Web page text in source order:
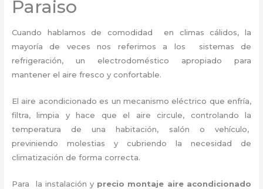
Paraiso
Cuando hablamos de comodidad en climas cálidos, la
mayoría de veces nos referimos a los sistemas de
refrigeración, un electrodoméstico apropiado para
mantener el aire fresco y confortable.
El aire acondicionado es un mecanismo eléctrico que enfría,
filtra, limpia y hace que el aire circule, controlando la
temperatura de una habitación, salón o vehículo,
previniendo molestias y cubriendo la necesidad de
climatización de forma correcta.
Para la instalación y precio montaje aire acondicionado